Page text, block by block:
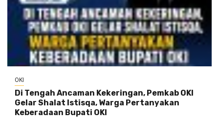
OKI
Di Tengah Ancaman Kekeringan, Pemkab OKI
Gelar Shalat Istisqa, Warga Pertanyakan
Keberadaan Bupati OKI